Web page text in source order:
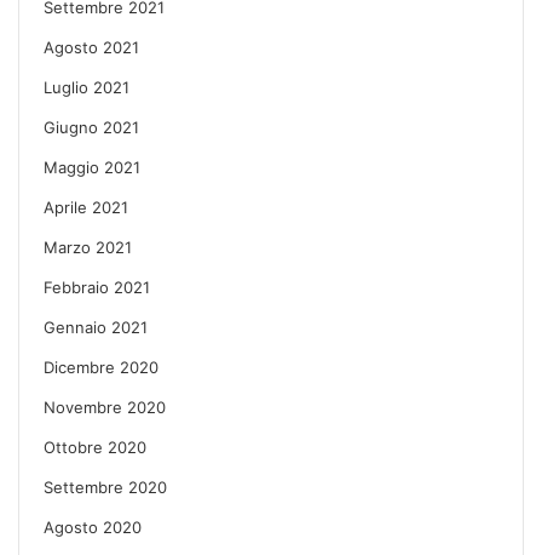
Settembre 2021
Agosto 2021
Luglio 2021
Giugno 2021
Maggio 2021
Aprile 2021
Marzo 2021
Febbraio 2021
Gennaio 2021
Dicembre 2020
Novembre 2020
Ottobre 2020
Settembre 2020
Agosto 2020